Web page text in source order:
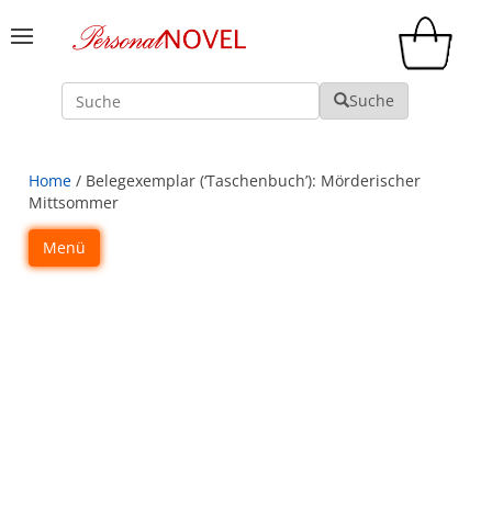
Suche Suche
Home / Belegexemplar (‘Taschenbuch’): Mörderischer
Mittsommer
Menü